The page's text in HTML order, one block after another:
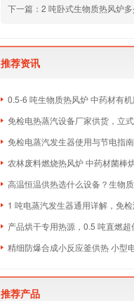
下一篇：2 吨卧式生物质热风炉
推荐资讯
0.5-6 吨生物质热风炉 中药材有
免检电热蒸汽设备厂家供货，立式电
免检电蒸汽发生器使用与节电指
农林废料燃烧热风炉 中药材菌棒
高温恒温供热选什么设备？生物质导
1 吨电蒸汽发生器通用详解，免检洁净
产品烘干专用热源，0.5 吨直燃超
精细防爆合成小反应釜供热 小型
推荐产品